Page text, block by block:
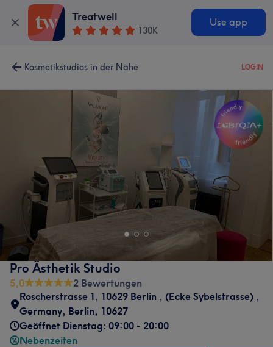
Treatwell
130K
Use app
Kosmetikstudios in der Nähe LOGIN
Pro Ästhetik Studio
5,0
2 Bewertungen
Roscherstrasse 1, 10629 Berlin , (Ecke Sybelstrasse) ,
Germany, Berlin, 10627
Geöffnet Dienstag: 09:00 - 20:00
Nebenzeiten